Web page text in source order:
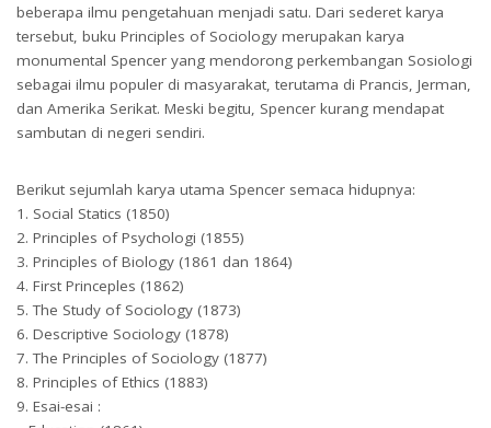
beberapa ilmu pengetahuan menjadi satu. Dari sederet karya
tersebut, buku Principles of Sociology merupakan karya
monumental Spencer yang mendorong perkembangan Sosiologi
sebagai ilmu populer di masyarakat, terutama di Prancis, Jerman,
dan Amerika Serikat. Meski begitu, Spencer kurang mendapat
sambutan di negeri sendiri.
Berikut sejumlah karya utama Spencer semaca hidupnya:
1. Social Statics (1850)
2. Principles of Psychologi (1855)
3. Principles of Biology (1861 dan 1864)
4. First Princeples (1862)
5. The Study of Sociology (1873)
6. Descriptive Sociology (1878)
7. The Principles of Sociology (1877)
8. Principles of Ethics (1883)
9. Esai-esai :